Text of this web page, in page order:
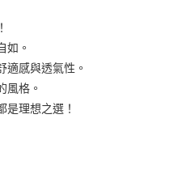
如。
適感與透氣性。
風格。
是理想之選！